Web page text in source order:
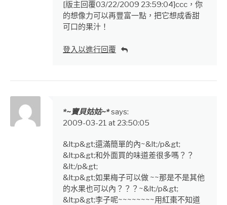
[版主回覆03/22/2009 23:59:04]ccc，你
的想像力可以再豐富一點，把它想成香甜
可口的果汁！
登入以進行回覆
*~寶貝姑姑~*says:
2009-03-21 at 23:50:05
&lt;p&gt;還滿簡單的內~&lt;/p&gt;
&lt;p&gt;和外面買的味道差很多嗎？？
&lt;/p&gt;
&lt;p&gt;如果梅子可以做 ~~那是不是其他
的水果也可以內？？？~&lt;/p&gt;
&lt;p&gt;李子呢~~~~~~~~用紅棗不知道